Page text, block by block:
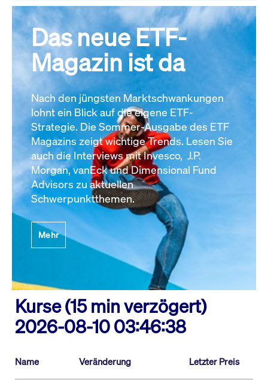
Das neue ETF-
Magazin ist da
Nach den jüngsten Marktschwankungen
lohnt ein Blick auf die eigene ETF-
Strategie. Die Sommer-Ausgabe des ETF
Magazins zeigt wichtige Trends. Lesen Sie
auch die Interviews mit Invesco, J.P.
Morgan, vanEck und Dimensional Fund
Advisors zu aktuellen
Schwerpunktthemen.
Mehr
Kurse (15 min verzögert)
2026-08-10 03:46:38
Name Veränderung Letzter Preis